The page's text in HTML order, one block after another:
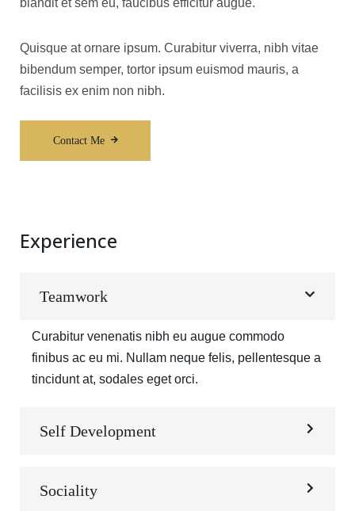
blandit et sem eu, faucibus efficitur augue.
Quisque at ornare ipsum. Curabitur viverra, nibh vitae
bibendum semper, tortor ipsum euismod mauris, a
facilisis ex enim non nibh.
Contact Me
Experience
Teamwork
Curabitur venenatis nibh eu augue commodo
finibus ac eu mi. Nullam neque felis, pellentesque a
tincidunt at, sodales eget orci.
Self Development
Sociality